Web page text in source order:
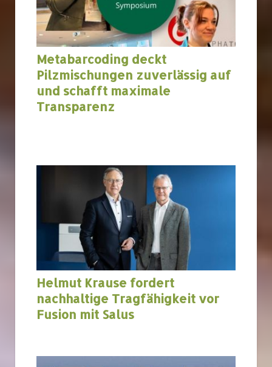
Metabarcoding deckt
Pilzmischungen zuverlässig auf
und schafft maximale
Transparenz
Helmut Krause fordert
nachhaltige Tragfähigkeit vor
Fusion mit Salus